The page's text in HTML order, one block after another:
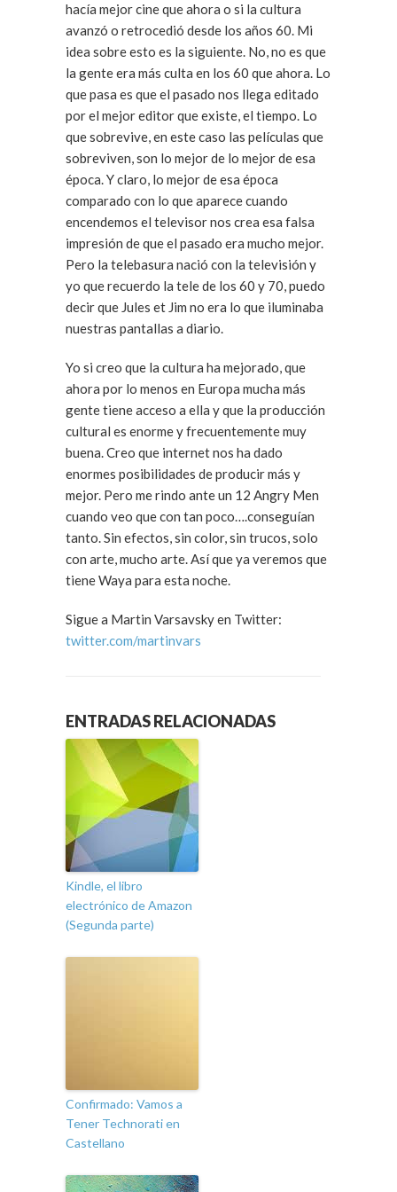
hacía mejor cine que ahora o si la cultura
avanzó o retrocedió desde los años 60. Mi
idea sobre esto es la siguiente. No, no es que
la gente era más culta en los 60 que ahora. Lo
que pasa es que el pasado nos llega editado
por el mejor editor que existe, el tiempo. Lo
que sobrevive, en este caso las películas que
sobreviven, son lo mejor de lo mejor de esa
época. Y claro, lo mejor de esa época
comparado con lo que aparece cuando
encendemos el televisor nos crea esa falsa
impresión de que el pasado era mucho mejor.
Pero la telebasura nació con la televisión y
yo que recuerdo la tele de los 60 y 70, puedo
decir que Jules et Jim no era lo que iluminaba
nuestras pantallas a diario.
Yo si creo que la cultura ha mejorado, que
ahora por lo menos en Europa mucha más
gente tiene acceso a ella y que la producción
cultural es enorme y frecuentemente muy
buena. Creo que internet nos ha dado
enormes posibilidades de producir más y
mejor. Pero me rindo ante un 12 Angry Men
cuando veo que con tan poco….conseguían
tanto. Sin efectos, sin color, sin trucos, solo
con arte, mucho arte. Así que ya veremos que
tiene Waya para esta noche.
Sigue a Martin Varsavsky en Twitter:
twitter.com/martinvars
ENTRADAS RELACIONADAS
Kindle, el libro
electrónico de Amazon
(Segunda parte)
Confirmado: Vamos a
Tener Technorati en
Castellano